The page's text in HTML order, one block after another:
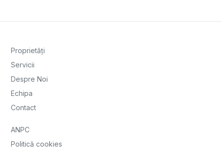
Proprietăți
Servicii
Despre Noi
Echipa
Contact
ANPC
Politică cookies